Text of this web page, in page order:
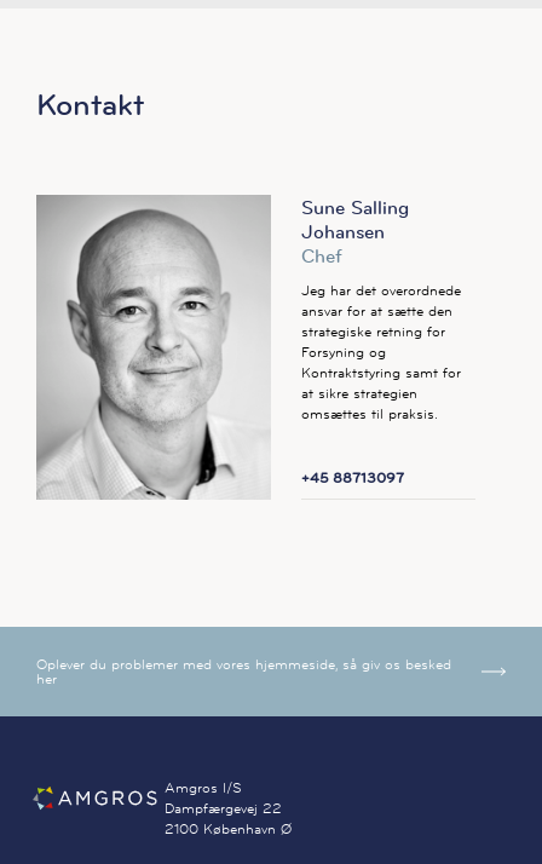
Kontakt
Sune Salling
Johansen
Chef
Jeg har det overordnede
ansvar for at sætte den
strategiske retning for
Forsyning og
Kontraktstyring samt for
at sikre strategien
omsættes til praksis.
+45 88713097
Oplever du problemer med vores hjemmeside, så giv os besked
her
Amgros I/S
Dampfærgevej 22
2100 København Ø